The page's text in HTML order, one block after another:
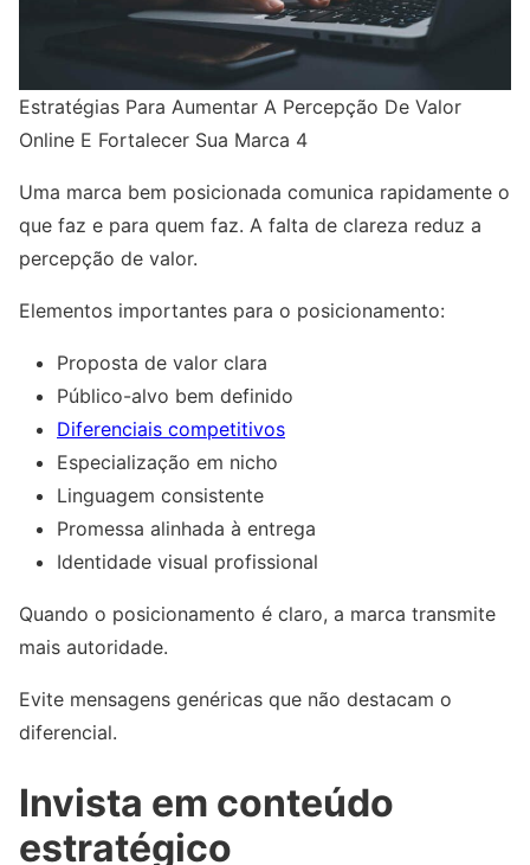
Estratégias Para Aumentar A Percepção De Valor
Online E Fortalecer Sua Marca 4
Uma marca bem posicionada comunica rapidamente o
que faz e para quem faz. A falta de clareza reduz a
percepção de valor.
Elementos importantes para o posicionamento:
Proposta de valor clara
Público-alvo bem definido
Diferenciais competitivos
Especialização em nicho
Linguagem consistente
Promessa alinhada à entrega
Identidade visual profissional
Quando o posicionamento é claro, a marca transmite
mais autoridade.
Evite mensagens genéricas que não destacam o
diferencial.
Invista em conteúdo
estratégico